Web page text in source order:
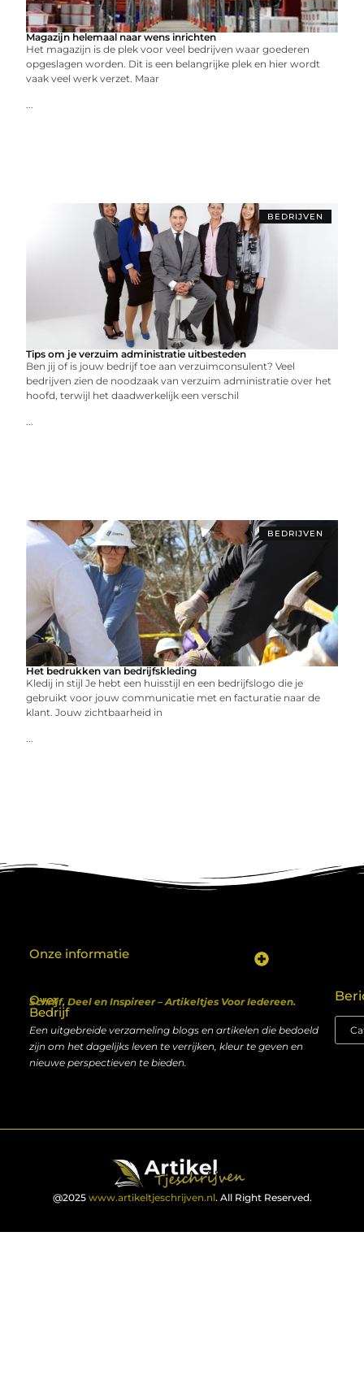
Magazijn helemaal naar wens inrichten
Het magazijn is de plek voor veel bedrijven waar goederen
opgeslagen worden. Dit is een belangrijke plek en hier wordt
vaak veel werk verzet. Maar
...
BEDRIJVEN
Tips om je verzuim administratie uitbesteden
Ben jij of is jouw bedrijf toe aan verzuimconsulent? Veel
bedrijven zien de noodzaak van verzuim administratie over het
hoofd, terwijl het daadwerkelijk een verschil
...
BEDRIJVEN
Het bedrukken van bedrijfskleding
Kledij in stijl Je hebt een huisstijl en een bedrijfslogo die je
gebruikt voor jouw communicatie met en facturatie naar de
klant. Jouw zichtbaarheid in
...
Over
Bedrijf
Schrijf, Deel en Inspireer – Artikeltjes Voor Iedereen.
Een uitgebreide verzameling blogs en artikelen die bedoeld
zijn om het dagelijks leven te verrijken, kleur te geven en
nieuwe perspectieven te bieden.
Onze informatie
@2025 www.artikeltjeschrijven.nl. All Right Reserved.